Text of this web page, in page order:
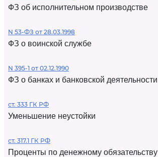
ФЗ об исполнительном производстве
N 53-ФЗ от 28.03.1998
ФЗ о воинской службе
N 395-1 от 02.12.1990
ФЗ о банках и банковской деятельности
ст. 333 ГК РФ
Уменьшение неустойки
ст. 317.1 ГК РФ
Проценты по денежному обязательству